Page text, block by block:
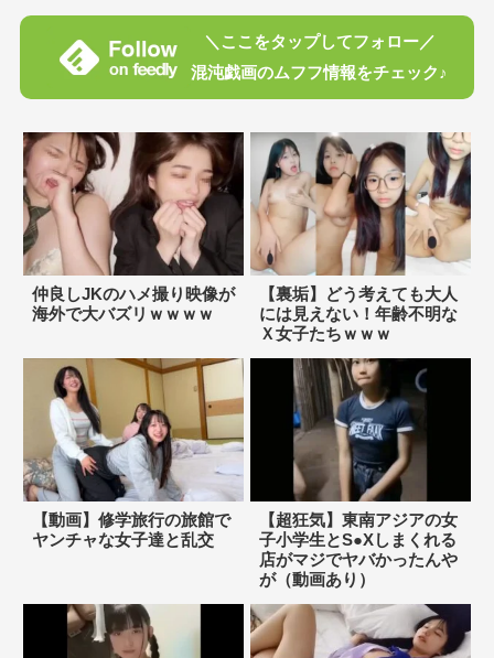
＼ここをタップしてフォロー／
混沌戯画のムフフ情報をチェック♪
仲良しJKのハメ撮り映像が
海外で大バズリｗｗｗｗ
【裏垢】どう考えても大人
には見えない！年齢不明な
Ｘ女子たちｗｗｗ
【動画】修学旅行の旅館で
ヤンチャな女子達と乱交
【超狂気】東南アジアの女
子小学生とS●Xしまくれる
店がマジでヤバかったんや
が（動画あり）